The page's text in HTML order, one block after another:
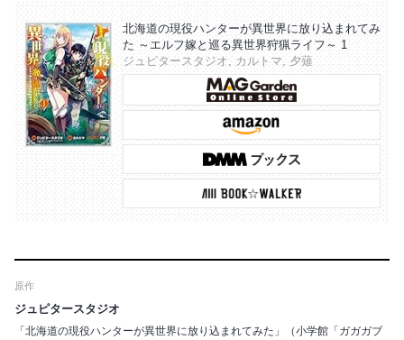
北海道の現役ハンターが異世界に放り込まれてみ
た ～エルフ嫁と巡る異世界狩猟ライフ～ 1
ジュピタースタジオ, カルトマ, 夕薙
原作
ジュピタースタジオ
「北海道の現役ハンターが異世界に放り込まれてみた」（小学館「ガガガブ